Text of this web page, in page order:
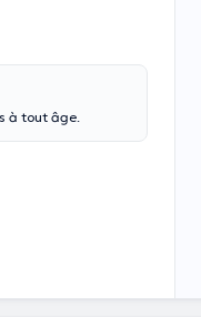
à tout âge.